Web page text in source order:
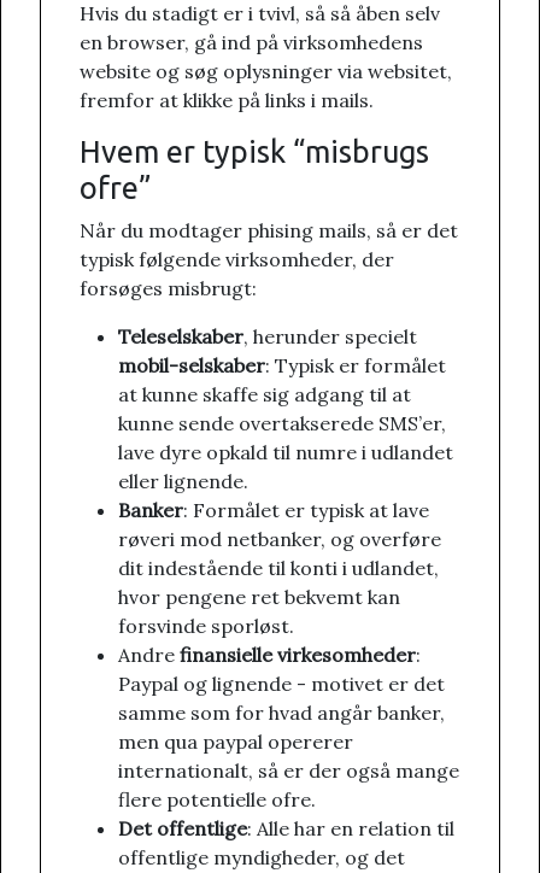
Hvis du stadigt er i tvivl, så så åben selv
en browser, gå ind på virksomhedens
website og søg oplysninger via websitet,
fremfor at klikke på links i mails.
Hvem er typisk “misbrugs
ofre”
Når du modtager phising mails, så er det
typisk følgende virksomheder, der
forsøges misbrugt:
Teleselskaber, herunder specielt
mobil-selskaber: Typisk er formålet
at kunne skaffe sig adgang til at
kunne sende overtakserede SMS’er,
lave dyre opkald til numre i udlandet
eller lignende.
Banker: Formålet er typisk at lave
røveri mod netbanker, og overføre
dit indestående til konti i udlandet,
hvor pengene ret bekvemt kan
forsvinde sporløst.
Andre finansielle virkesomheder:
Paypal og lignende - motivet er det
samme som for hvad angår banker,
men qua paypal opererer
internationalt, så er der også mange
flere potentielle ofre.
Det offentlige: Alle har en relation til
offentlige myndigheder, og det